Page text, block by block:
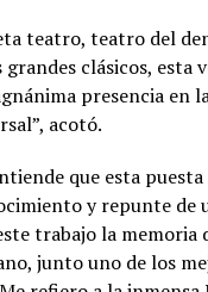
teatro, teatro del
clásicos, esta
presencia en
acotó.
que esta puesta
y repunte de
trabajo la memoria
junto uno de los